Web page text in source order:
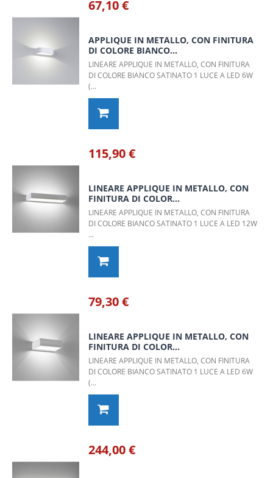
67,10 €
APPLIQUE IN METALLO, CON FINITURA
DI COLORE BIANCO...
LINEARE APPLIQUE IN METALLO, CON FINITURA
DI COLORE BIANCO SATINATO 1 LUCE A LED 6W
(...
115,90 €
LINEARE APPLIQUE IN METALLO, CON
FINITURA DI COLOR...
LINEARE APPLIQUE IN METALLO, CON FINITURA
DI COLORE BIANCO SATINATO 1 LUCE A LED 12W
...
79,30 €
LINEARE APPLIQUE IN METALLO, CON
FINITURA DI COLOR...
LINEARE APPLIQUE IN METALLO, CON FINITURA
DI COLORE BIANCO SATINATO 1 LUCE A LED 6W
(...
244,00 €